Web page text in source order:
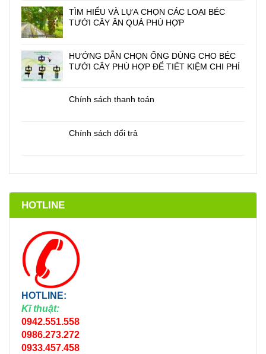
TÌM HIỂU VÀ LỰA CHỌN CÁC LOẠI BÉC
TƯỚI CÂY ĂN QUẢ PHÙ HỢP
HƯỚNG DẪN CHỌN ỐNG DÙNG CHO BÉC
TƯỚI CÂY PHÙ HỢP ĐỂ TIẾT KIỆM CHI PHÍ
Chính sách thanh toán
Chính sách đổi trả
HOTLINE
HOTLINE:
Kĩ thuật:
0942.551.558
0986.273.272
0933.457.458